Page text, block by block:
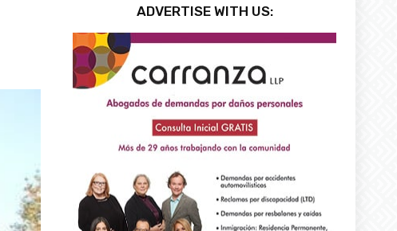
ADVERTISE WITH US: